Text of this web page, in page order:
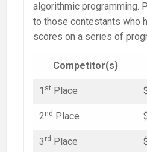
algorithmic programming.
to those contestants who
scores on a series of
Competitor(s)
1 st Place
2nd Place
3 rd Place